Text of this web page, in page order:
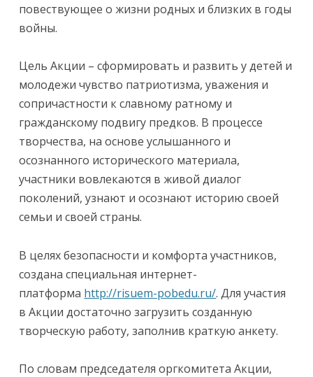
повествующее о жизни родных и близких в годы
войны.
Цель Акции – сформировать и развить у детей и
молодежи чувство патриотизма, уважения и
сопричастности к славному ратному и
гражданскому подвигу предков. В процессе
творчества, на основе услышанного и
осознанного исторического материала,
участники вовлекаются в живой диалог
поколений, узнают и осознают историю своей
семьи и своей страны.
В целях безопасности и комфорта участников,
создана специальная интернет-
платформа http://risuem-pobedu.ru/. Для участия
в Акции достаточно загрузить созданную
творческую работу, заполнив краткую анкету.
По словам председателя оргкомитета Акции,